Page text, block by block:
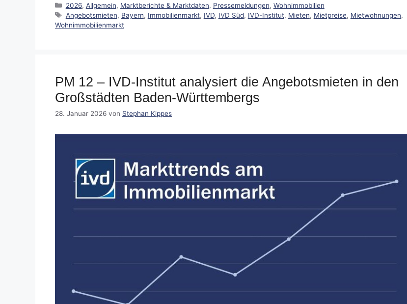
Kategorien
2026, Allgemein, Marktberichte & Marktdaten, Pressemeldungen, Wohnimmobilien
Schlagwörter
Angebotsmieten, Bayern, Immobilienmarkt, IVD, IVD Süd, IVD-Institut, Mieten, Mietpreise, Mietwohnungen,
Wohnimmobilienmarkt
PM 12 – IVD-Institut analysiert die Angebotsmieten in den
Großstädten Baden-Württembergs
28. Januar 2026 von Stephan Kippes